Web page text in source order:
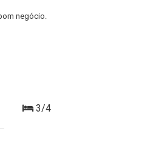
negócio.
3/4